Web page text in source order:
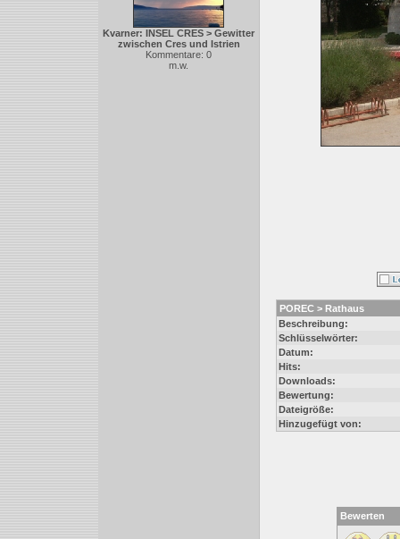
Kvarner: INSEL CRES > Gewitter
zwischen Cres und Istrien
Kommentare: 0
m.w.
POREC > Rathaus
Beschreibung:
Schlüsselwörter:
Datum:
Hits:
Downloads:
Bewertung:
Dateigröße:
Hinzugefügt von:
Bewerten